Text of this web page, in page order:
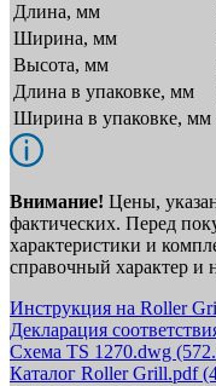
Длина, мм
Ширина, мм
Высота, мм
Длина в упаковке, мм
Ширина в упаковке, мм
Внимание! Цены,
фактических. Перед
характеристики и
справочный характер и
Инструкция на Roller
Декларация
Схема TS 1270.dwg
Каталог Roller Grill.pdf